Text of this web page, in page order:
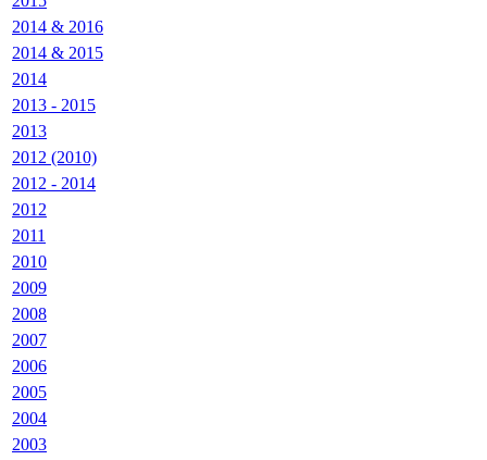
2014 & 2016
2014 & 2015
2014
2013 - 2015
2013
2012 (2010)
2012 - 2014
2012
2011
2010
2009
2008
2007
2006
2005
2004
2003